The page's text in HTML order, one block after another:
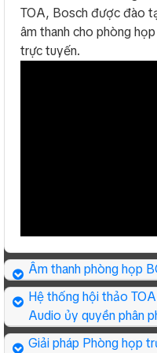
Hệ thống âm
CCS1000D
TOA, Bosch được đào
âm thanh cho phòng
trực tuyến.
Âm thanh phòng họp
Hệ thống hội thảo
Audio ủy quyền phân
Giải pháp Phòng họp